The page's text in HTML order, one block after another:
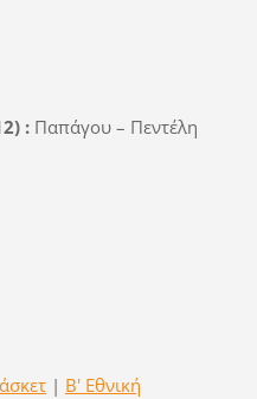
: Παπάγου – Πεντέλη
| Β' Εθνική